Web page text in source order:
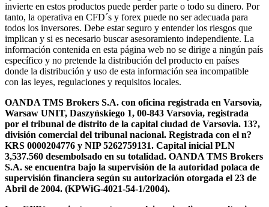
invierte en estos productos puede perder parte o todo su dinero. Por
tanto, la operativa en CFD´s y forex puede no ser adecuada para
todos los inversores. Debe estar seguro y entender los riesgos que
implican y si es necesario buscar asesoramiento independiente. La
información contenida en esta página web no se dirige a ningún país
específico y no pretende la distribución del producto en países
donde la distribución y uso de esta información sea incompatible
con las leyes, regulaciones y requisitos locales.
OANDA TMS Brokers S.A. con oficina registrada en Varsovia,
Warsaw UNIT, Daszyńskiego 1, 00-843 Varsovia, registrada
por el tribunal de distrito de la capital ciudad de Varsovia. 13?,
división comercial del tribunal nacional. Registrada con el n?
KRS 0000204776 y NIP 5262759131. Capital inicial PLN
3,537.560 desembolsado en su totalidad. OANDA TMS Brokers
S.A. se encuentra bajo la supervisión de la autoridad polaca de
supervisión financiera según su autorización otorgada el 23 de
Abril de 2004. (KPWiG-4021-54-1/2004).